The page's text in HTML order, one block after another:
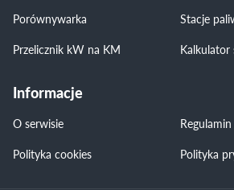
Porównywarka
Stacje
Przelicznik kW na KM
Kalkulator
Informacje
O serwisie
Regulamin
Polityka cookies
Polityka